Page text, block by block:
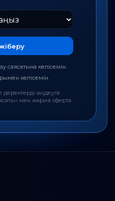
саясатына келісемін.
келісемін.
деректерді өңдеуге
мен жария оферта